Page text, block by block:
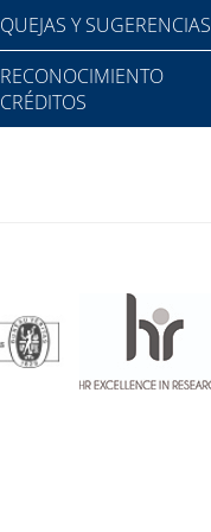
QUEJAS Y SUGERENCIAS
RECONOCIMIENTO
CRÉDITOS